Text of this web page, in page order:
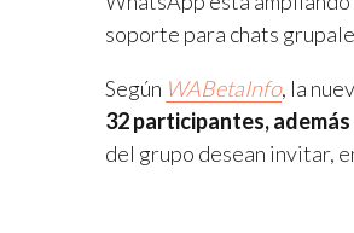
soporte para chats
Según WABetaInfo, la
32 participantes,
del grupo desean invitar,